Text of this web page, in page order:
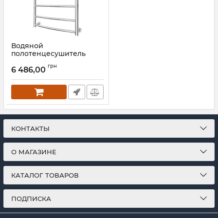
Водяной
полотенцесушитель
570х530/500 черный мат
Артикул:1.8.044555.P-BM
6 486,00 грн
КОНТАКТЫ
О МАГАЗИНЕ
КАТАЛОГ ТОВАРОВ
ПОДПИСКА